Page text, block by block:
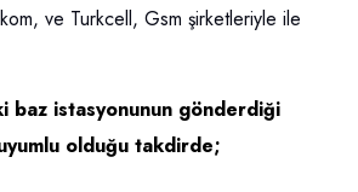
ve Turkcell, Gsm şirketleriyle ile
baz istasyonunun gönderdiği
olduğu takdirde;